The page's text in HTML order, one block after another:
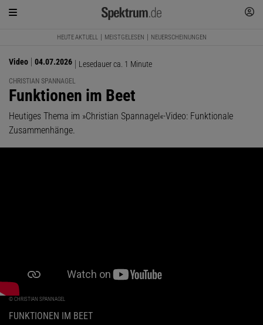
HEUTE AKTUELL MEISTGELESEN NEUERSCHEINUNGEN
Video 04.07.2026 Lesedauer ca. 1 Minute
CHRISTIAN SPANNAGEL
:
Funktionen im Beet
Heutiges Thema im »Christian Spannagel«-Video: Funktionale
Zusammenhänge.
© CHRISTIAN SPANNAGEL
FUNKTIONEN IM BEET